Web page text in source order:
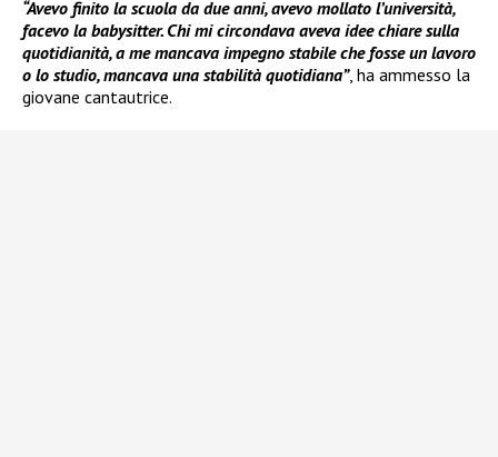
“Avevo finito la scuola da due anni, avevo mollato l’università,
facevo la babysitter. Chi mi circondava aveva idee chiare sulla
quotidianità, a me mancava impegno stabile che fosse un lavoro
o lo studio, mancava una stabilità quotidiana”, ha ammesso la
giovane cantautrice.